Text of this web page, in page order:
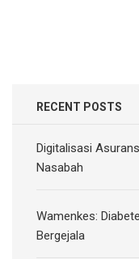
RECENT POSTS
Digitalisasi
Nasabah
Wamenkes:
Bergejala